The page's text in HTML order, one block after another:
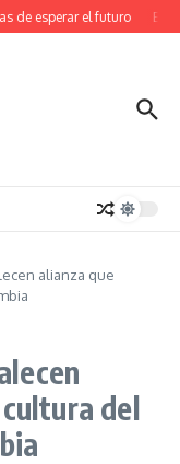
de esperar el futuro El
alianza que
del